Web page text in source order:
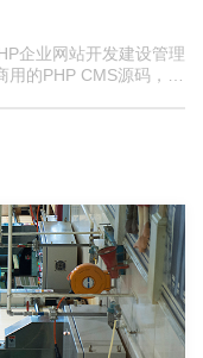
企业网站开发建设管理
的PHP CMS源码，能
企...